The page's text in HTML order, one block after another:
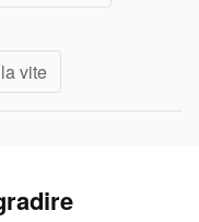
vite